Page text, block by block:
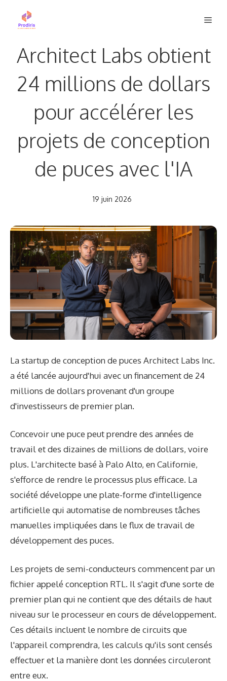
Architect Labs obtient
24 millions de dollars
pour accélérer les
projets de conception
de puces avec l'IA
19 juin 2026
La startup de conception de puces Architect Labs Inc.
a été lancée aujourd'hui avec un financement de 24
millions de dollars provenant d'un groupe
d'investisseurs de premier plan.
Concevoir une puce peut prendre des années de
travail et des dizaines de millions de dollars, voire
plus. L'architecte basé à Palo Alto, en Californie,
s'efforce de rendre le processus plus efficace. La
société développe une plate-forme d'intelligence
artificielle qui automatise de nombreuses tâches
manuelles impliquées dans le flux de travail de
développement des puces.
Les projets de semi-conducteurs commencent par un
fichier appelé conception RTL. Il s'agit d'une sorte de
premier plan qui ne contient que des détails de haut
niveau sur le processeur en cours de développement.
Ces détails incluent le nombre de circuits que
l'appareil comprendra, les calculs qu'ils sont censés
effectuer et la manière dont les données circuleront
entre eux.